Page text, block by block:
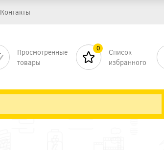
Контакты
Просмотренные
товары
0
Список
избранного